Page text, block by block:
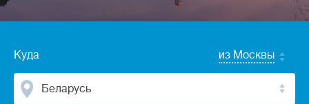
Куда из Москвы
Беларусь